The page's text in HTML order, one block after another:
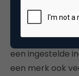
voornamelijk
gericht op de
omgeving waar
een ingestelde
een merk ook